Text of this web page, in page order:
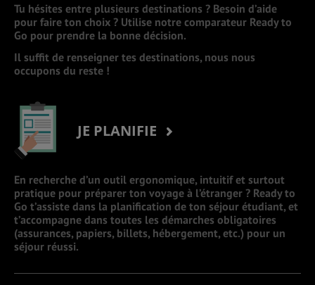
Tu hésites entre plusieurs destinations ? Besoin d’aide
pour faire ton choix ? Utilise notre comparateur Ready to
Go pour prendre la bonne décision.
Il suffit de renseigner tes destinations, nous nous
occupons du reste !
JE PLANIFIE
En recherche d’un outil ergonomique, intuitif et surtout
pratique pour préparer ton voyage à l’étranger ? Ready to
Go t’assiste dans la planification de ton séjour étudiant, et
t’accompagne dans toutes les démarches obligatoires
(assurances, papiers, billets, hébergement, etc.) pour un
séjour réussi.